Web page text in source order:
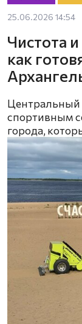
25.06.2026 14:54
Чистота
как
Центральный
спортивным
города,